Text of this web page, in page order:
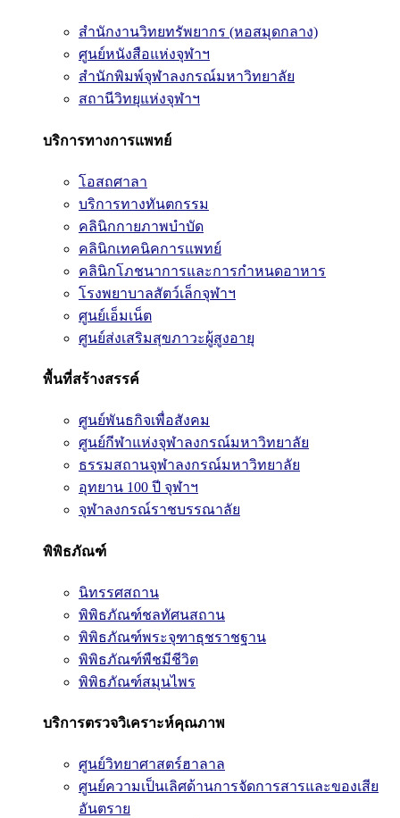
สำนักงานวิทยทรัพยากร (หอสมุดกลาง)
ศูนย์หนังสือแห่งจุฬาฯ
สำนักพิมพ์จุฬาลงกรณ์มหาวิทยาลัย
สถานีวิทยุแห่งจุฬาฯ
บริการทางการแพทย์
โอสถศาลา
บริการทางทันตกรรม
คลินิกกายภาพบำบัด
คลินิกเทคนิคการแพทย์
คลินิกโภชนาการและการกำหนดอาหาร
โรงพยาบาลสัตว์เล็กจุฬาฯ
ศูนย์เอ็มเน็ต
ศูนย์ส่งเสริมสุขภาวะผู้สูงอายุ
พื้นที่สร้างสรรค์
ศูนย์พันธกิจเพื่อสังคม
ศูนย์กีฬาแห่งจุฬาลงกรณ์มหาวิทยาลัย
ธรรมสถานจุฬาลงกรณ์มหาวิทยาลัย
อุทยาน 100 ปี จุฬาฯ
จุฬาลงกรณ์ราชบรรณาลัย
พิพิธภัณฑ์
นิทรรศสถาน
พิพิธภัณฑ์ชลทัศนสถาน
พิพิธภัณฑ์พระจุฑาธุชราชฐาน
พิพิธภัณฑ์พืชมีชีวิต
พิพิธภัณฑ์สมุนไพร
บริการตรวจวิเคราะห์คุณภาพ
ศูนย์วิทยาศาสตร์ฮาลาล
ศูนย์ความเป็นเลิศด้านการจัดการสารและของเสีย
อันตราย